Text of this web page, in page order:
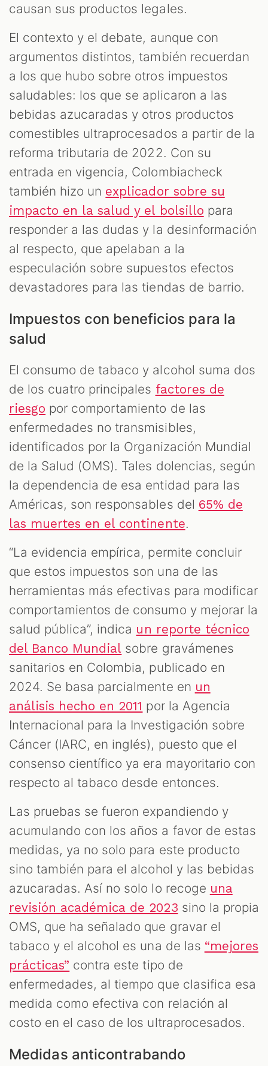
causan sus productos legales.
El contexto y el debate, aunque con
argumentos distintos, también recuerdan
a los que hubo sobre otros impuestos
saludables: los que se aplicaron a las
bebidas azucaradas y otros productos
comestibles ultraprocesados a partir de la
reforma tributaria de 2022. Con su
entrada en vigencia, Colombiacheck
también hizo un explicador sobre su
impacto en la salud y el bolsillo para
responder a las dudas y la desinformación
al respecto, que apelaban a la
especulación sobre supuestos efectos
devastadores para las tiendas de barrio.
Impuestos con beneficios para la
salud
El consumo de tabaco y alcohol suma dos
de los cuatro principales factores de
riesgo por comportamiento de las
enfermedades no transmisibles,
identificados por la Organización Mundial
de la Salud (OMS). Tales dolencias, según
la dependencia de esa entidad para las
Américas, son responsables del 65% de
las muertes en el continente.
“La evidencia empírica, permite concluir
que estos impuestos son una de las
herramientas más efectivas para modificar
comportamientos de consumo y mejorar la
salud pública”, indica un reporte técnico
del Banco Mundial sobre gravámenes
sanitarios en Colombia, publicado en
2024. Se basa parcialmente en un
análisis hecho en 2011 por la Agencia
Internacional para la Investigación sobre
Cáncer (IARC, en inglés), puesto que el
consenso científico ya era mayoritario con
respecto al tabaco desde entonces.
Las pruebas se fueron expandiendo y
acumulando con los años a favor de estas
medidas, ya no solo para este producto
sino también para el alcohol y las bebidas
azucaradas. Así no solo lo recoge una
revisión académica de 2023 sino la propia
OMS, que ha señalado que gravar el
tabaco y el alcohol es una de las “mejores
prácticas” contra este tipo de
enfermedades, al tiempo que clasifica esa
medida como efectiva con relación al
costo en el caso de los ultraprocesados.
Medidas anticontrabando